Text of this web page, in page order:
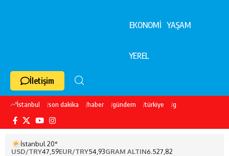
EKONOMİ YAŞAM
YEREL
İletişim
İstanbul son dakika haber gündem türkiye galatasaray
İstanbul 20°
USD/TRY47,59EUR/TRY54,93GRAM ALTIN6.527,82